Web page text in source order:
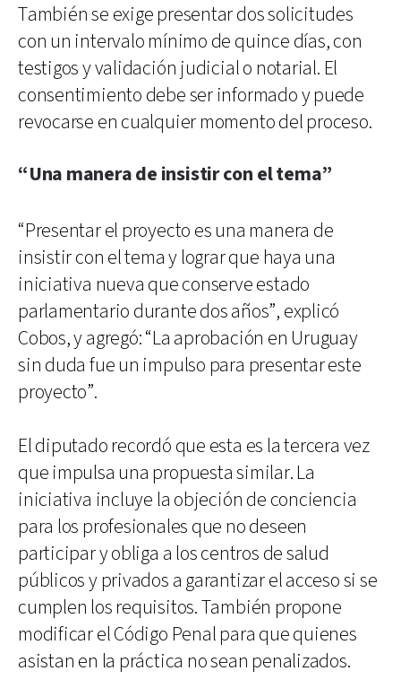
También se exige presentar dos solicitudes
con un intervalo mínimo de quince días, con
testigos y validación judicial o notarial. El
consentimiento debe ser informado y puede
revocarse en cualquier momento del proceso.
“Una manera de insistir con el tema”
“Presentar el proyecto es una manera de
insistir con el tema y lograr que haya una
iniciativa nueva que conserve estado
parlamentario durante dos años”, explicó
Cobos, y agregó: “La aprobación en Uruguay
sin duda fue un impulso para presentar este
proyecto”.
El diputado recordó que esta es la tercera vez
que impulsa una propuesta similar. La
iniciativa incluye la objeción de conciencia
para los profesionales que no deseen
participar y obliga a los centros de salud
públicos y privados a garantizar el acceso si se
cumplen los requisitos. También propone
modificar el Código Penal para que quienes
asistan en la práctica no sean penalizados.